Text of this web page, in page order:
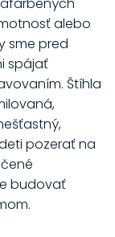
alebo
sme pred
spájať
Štíhla
pozerať na
budovať